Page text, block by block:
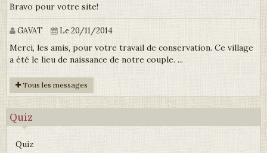
Bravo pour votre site!
GAVAT Le 20/11/2014
Merci, les amis, pour votre travail de conservation. Ce village
a été le lieu de naissance de notre couple. ...
Tous les messages
Quiz
Quiz